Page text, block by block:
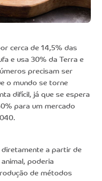
cerca de 14,5% das
e usa 30% da Terra e
precisam ser
o mundo se torne
difícil, já que se espera
para um mercado
diretamente a partir de
poderia
de métodos